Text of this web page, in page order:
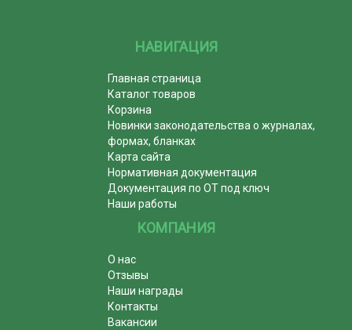
НАВИГАЦИЯ
Главная страница
Каталог товаров
Корзина
Новинки законодательства о журналах,
формах, бланках
Карта сайта
Нормативная документация
Документация по ОТ под ключ
Наши работы
КОМПАНИЯ
О нас
Отзывы
Наши награды
Контакты
Вакансии